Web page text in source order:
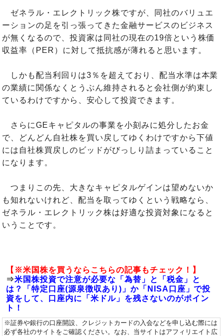
ゼネラル・エレクトリック株ですが、同社のバリュエ
ーションの足を引っ張ってきた金融サービスのビジネス
が無くなるので、投資家は同社の現在の19倍という株価
収益率（PER）に対して抵抗感が薄れると思います。
しかも配当利回りは3％を超えており、配当水準は本業
の業績に関係なくとうぶん維持されると会社側が約束し
ているわけですから、安心して投資できます。
さらにGEキャピタルの事業を小刻みに処分したお金
で、どんどん自社株を買い戻してゆくわけですから下値
には自社株買戻しのビッドがびっしり詰まっていること
になります。
つまりこの先、大きなキャピタルゲインは望めないか
も知れないけれど、配当を取ってゆくという戦略なら、
ゼネラル・エレクトリック株は好適な投資対象になると
いうことです。
【※米国株を買うならこちらの記事もチェック！】
⇒米国株投資で注意が必要な「為替」と「税金」と
は？「特定口座(源泉徴収あり)」か「NISA口座」で投
資をして、口座内に「米ドル」を残さないのがポイン
ト！
※証券や銀行の口座開設、クレジットカードの入会などを申し込む際には
必ず各社のサイトをご確認ください。なお、当サイトはアフィリエイト広